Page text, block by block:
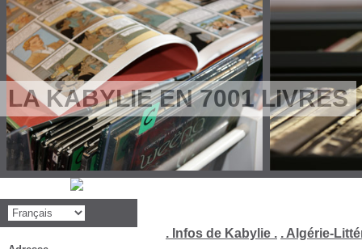
LA KABYLIE EN 7001 LIVRES
. Infos de Kabylie . . Algérie-